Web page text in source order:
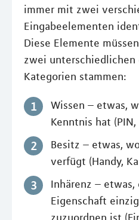
immer mit zwei
Eingabeelementen
Diese Elemente
zwei
Kategorien stammen:
Wissen – etwas,
Kenntnis hat
Besitz – etwas,
verfügt (Handy,
Inhärenz –
Eigenschaft